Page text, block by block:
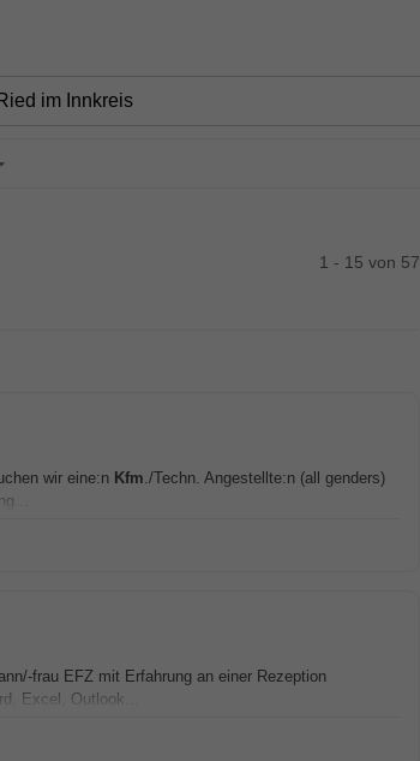
1 - 15 von 57
wir eine:n Kfm./Techn. Angestellte:n (all genders)
frau EFZ mit Erfahrung an einer Rezeption
Excel, Outlook...